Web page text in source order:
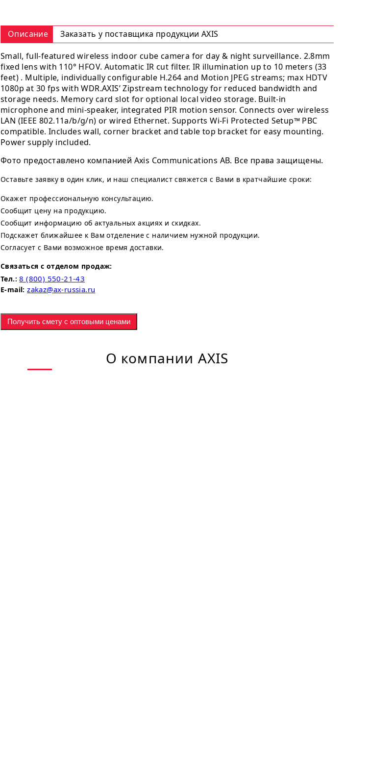
Описание Заказать у поставщика продукции AXIS
Small, full-featured wireless indoor cube camera for day & night surveillance. 2.8mm
fixed lens with 110° HFOV. Automatic IR cut filter. IR illumination up to 10 meters (33
feet) . Multiple, individually configurable H.264 and Motion JPEG streams; max HDTV
1080p at 30 fps with WDR.AXIS’ Zipstream technology for reduced bandwidth and
storage needs. Memory card slot for optional local video storage. Built-in
microphone and mini-speaker, integrated PIR motion sensor. Connects over wireless
LAN (IEEE 802.11a/b/g/n) or wired Ethernet. Supports Wi-Fi Protected Setup™ PBC
compatible. Includes wall, corner bracket and table top bracket for easy mounting.
Power supply included.
Фото предоставлено компанией Axis Communications AB. Все права защищены.
Оставьте заявку в один клик, и наш специалист свяжется с Вами в кратчайшие сроки:
Окажет профессиональную консультацию.
Сообщит цену на продукцию.
Сообщит информацию об актуальных акциях и скидках.
Подскажет ближайшее к Вам отделение с наличием нужной продукции.
Согласует с Вами возможное время доставки.
Связаться с отделом продаж:
Тел.: 8 (800) 550-21-43
E-mail: zakaz@ax-russia.ru
Получить смету с оптовыми ценами
О компании AXIS